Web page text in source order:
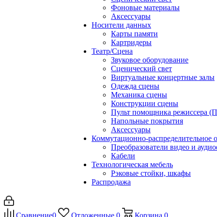
Фоновые материалы
Аксессуары
Носители данных
Карты памяти
Картридеры
Театр/Сцена
Звуковое оборудование
Сценический свет
Виртуальные концертные залы
Одежда сцены
Механика сцены
Конструкции сцены
Пульт помощника режиссера
Напольные покрытия
Аксессуары
Коммутационно-распределительное
Преобразователи видео и
Кабели
Технологическая мебель
Рэковые стойки, шкафы
Распродажа
Сравнение0 Отложенные 0 Корзина 0